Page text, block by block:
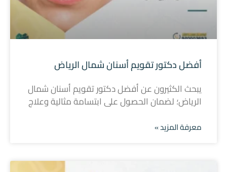
أفضل دكتور تقويم أسنان شمال الرياض
يبحث الكثيرون عن أفضل دكتور تقويم أسنان شمال
الرياض؛ لضمان الحصول على ابتسامة مثالية وعلاج
معرفة المزيد »